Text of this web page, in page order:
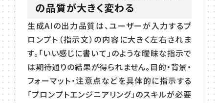
の品質が大きく変わる
生成AIの出力品質は、ユーザーが入力するプ
ロンプト（指示文）の内容に大きく左右されま
す。「いい感じに書いて」のような曖昧な指示で
は期待通りの結果が得られません。目的・背景・
フォーマット・注意点などを具体的に指示する
「プロンプトエンジニアリング」のスキルが必要